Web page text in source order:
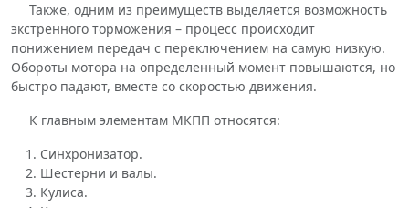
Также, одним из преимуществ выделяется возможность
экстренного торможения – процесс происходит
понижением передач с переключением на самую низкую.
Обороты мотора на определенный момент повышаются, но
быстро падают, вместе со скоростью движения.
К главным элементам МКПП относятся:
Синхронизатор.
Шестерни и валы.
Кулиса.